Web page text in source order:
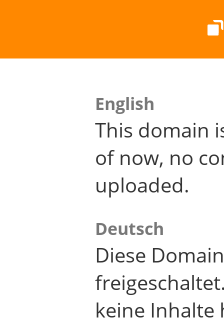
English
This domain
of now, no
uploaded.
Deutsch
Diese
keine Inhalte